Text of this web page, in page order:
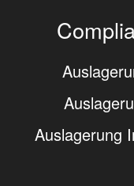
Auslagerung